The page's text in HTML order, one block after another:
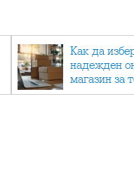
Как да
надежден
магазин за